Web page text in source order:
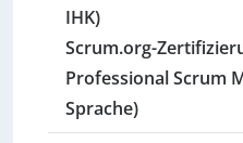
IHK)
Scrum.org-
Professional Scrum
Sprache)